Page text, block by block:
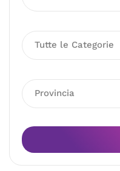
Tutte le Categorie
Provincia